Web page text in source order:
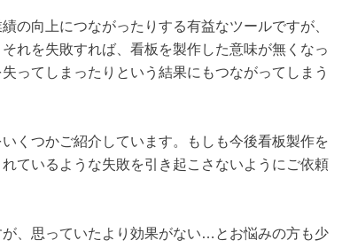
の向上につながったりする有益なツールですが、
れを失敗すれば、看板を製作した意味が無くなっ
ってしまったりという結果にもつながってしまう
くつかご紹介しています。もしも今後看板製作を
ているような失敗を引き起こさないようにご依頼
、思っていたより効果がない…とお悩みの方も少